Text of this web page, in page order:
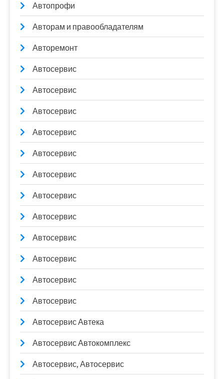
Автопрофи
Авторам и правообладателям
Авторемонт
Автосервис
Автосервис
Автосервис
Автосервис
Автосервис
Автосервис
Автосервис
Автосервис
Автосервис
Автосервис
Автосервис
Автосервис
Автосервис Автека
Автосервис Автокомплекс
Автосервис, Автосервис